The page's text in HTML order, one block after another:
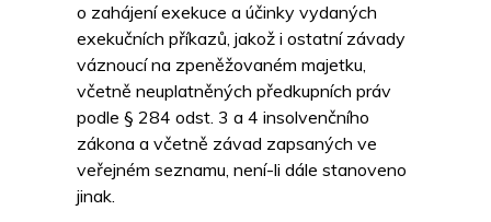
o zahájení exekuce a účinky vydaných
exekučních příkazů, jakož i ostatní závady
váznoucí na zpeněžovaném majetku,
včetně neuplatněných předkupních práv
podle § 284 odst. 3 a 4 insolvenčního
zákona a včetně závad zapsaných ve
veřejném seznamu, není-li dále stanoveno
jinak.